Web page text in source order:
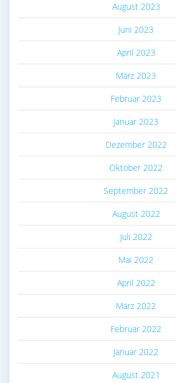
August 2023
Juni 2023
April 2023
März 2023
Februar 2023
Januar 2023
Dezember 2022
Oktober 2022
September 2022
August 2022
Juli 2022
Mai 2022
April 2022
März 2022
Februar 2022
Januar 2022
August 2021